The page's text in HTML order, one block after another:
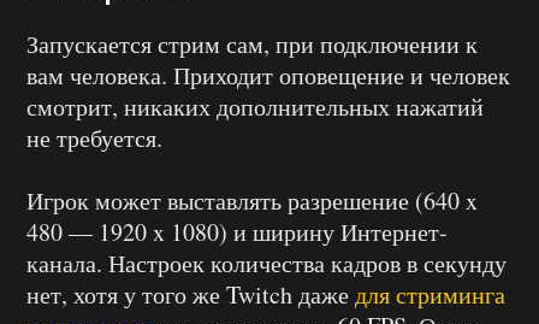
Запускается стрим сам, при подключении к
вам человека. Приходит оповещение и человек
смотрит, никаких дополнительных нажатий
не требуется.
Игрок может выставлять разрешение (640 x
480 — 1920 x 1080) и ширину Интернет-
канала. Настроек количества кадров в секунду
нет, хотя у того же Twitch дажедля стриминга